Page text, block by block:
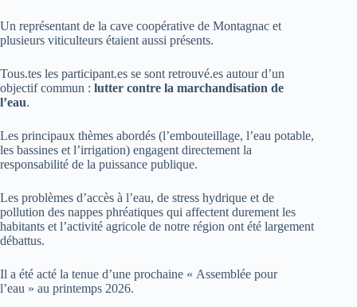
Un représentant de la cave coopérative de Montagnac et
plusieurs viticulteurs étaient aussi présents.
Tous.tes les participant.es se sont retrouvé.es autour d’un
objectif commun : lutter contre la marchandisation de
l’eau.
Les principaux thèmes abordés (l’embouteillage, l’eau potable,
les bassines et l’irrigation) engagent directement la
responsabilité de la puissance publique.
Les problèmes d’accès à l’eau, de stress hydrique et de
pollution des nappes phréatiques qui affectent durement les
habitants et l’activité agricole de notre région ont été largement
débattus.
Il a été acté la tenue d’une prochaine « Assemblée pour
l’eau » au printemps 2026.